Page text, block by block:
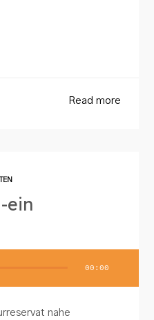
Read more
ein
00:00
nahe